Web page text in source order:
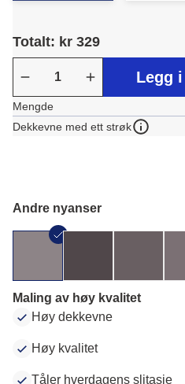
Totalt: kr 329
Legg
Mengde
Dekkevne med ett strøk
Andre nyanser
Maling av høy kvalitet
Høy dekkevne
Høy kvalitet
Tåler hverdagens slitasje